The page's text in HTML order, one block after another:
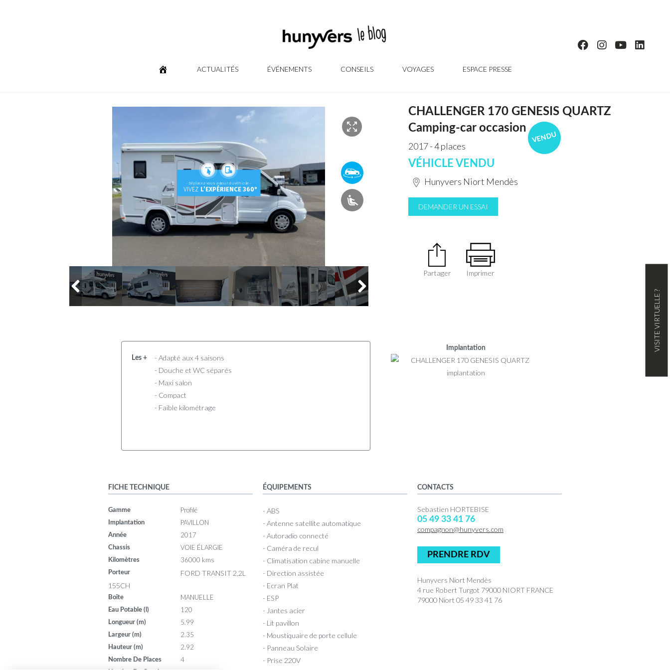
ACTUALITÉS ÉVÉNEMENTS CONSEILS VOYAGES ESPACE PRESSE
VENDU
CHALLENGER 170 GENESIS QUARTZ
Camping-car occasion
2017 - 4 places
VÉHICLE VENDU
Hunyvers Niort Mendès
DEMANDER UN ESSAI
Partager Imprimer
Les +
- Adapté aux 4 saisons
- Douche et WC séparés
- Maxi salon
- Compact
- Faible kilométrage
Implantation
FICHE TECHNIQUE
Gamme Profilé
Implantation PAVILLON
Année 2017
Chassis VOIE ÉLARGIE
Kilomètres 36000 kms
Porteur
FORD TRANSIT 2,2L
155CH
Boîte MANUELLE
Eau Potable (l) 120
Longueur (m) 5.99
Largeur (m) 2.35
Hauteur (m) 2.92
Nombre De Places 4
ÉQUIPEMENTS
- ABS
- Antenne satellite automatique
- Autoradio connecté
- Caméra de recul
- Climatisation cabine manuelle
- Direction assistée
- Ecran Plat
- ESP
- Jantes acier
- Lit pavillon
- Moustiquaire de porte cellule
- Panneau Solaire
- Prise 220V
CONTACTS
Sebastien HORTEBISE
05 49 33 41 76
compagnon@hunyvers.com
PRENDRE RDV
Hunyvers Niort Mendès
4 rue Robert Turgot 79000 NIORT FRANCE
79000 Niort 05 49 33 41 76
VISITE VIRTUELLE ?